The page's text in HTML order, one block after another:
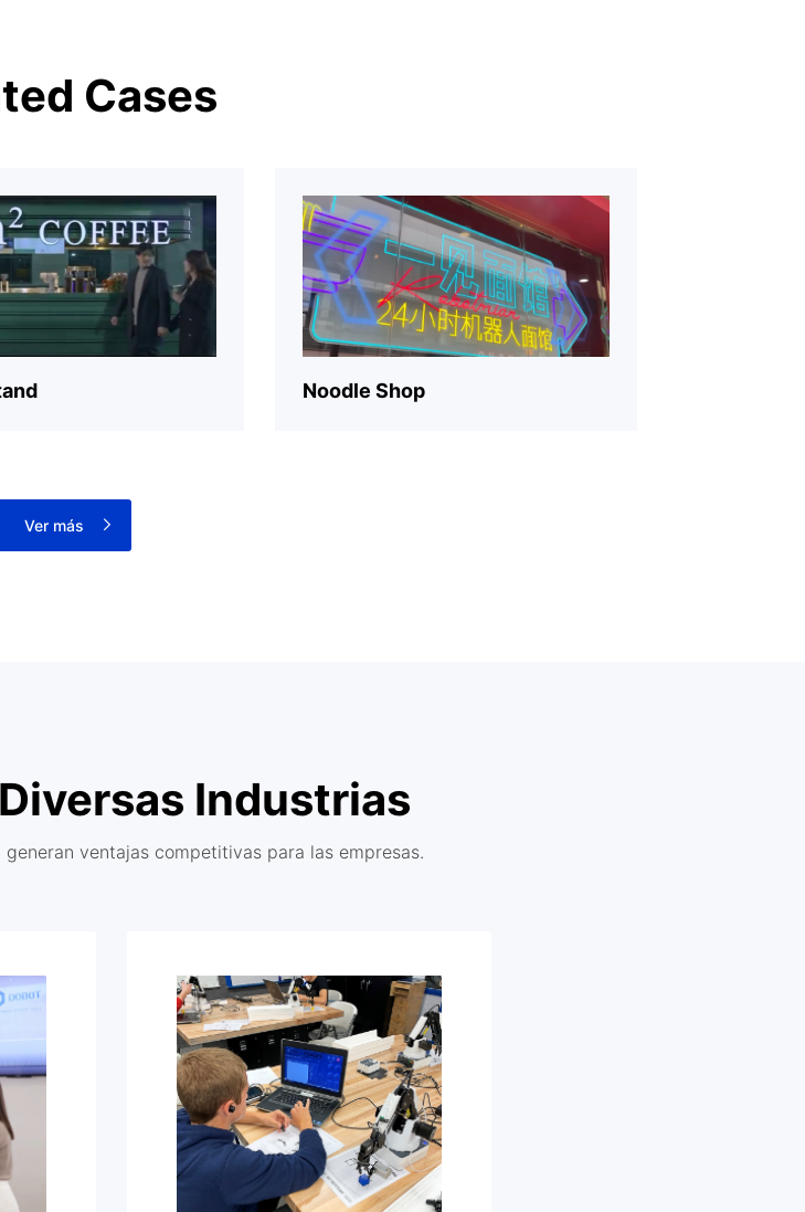
de Privacidad> de Dobot Robotics.
Cases
Noodle Shop
Ver más
Industrias
ventajas competitivas para las empresas.